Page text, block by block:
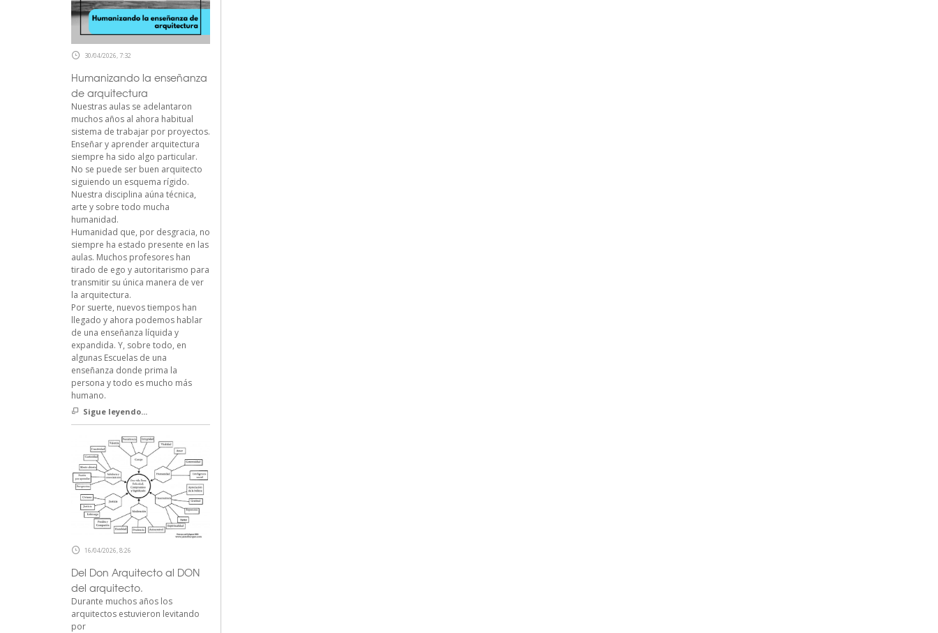
30/04/2026, 7:32
Humanizando la enseñanza
de arquitectura
Nuestras aulas se adelantaron
muchos años al ahora habitual
sistema de trabajar por proyectos.
Enseñar y aprender arquitectura
siempre ha sido algo particular.
No se puede ser buen arquitecto
siguiendo un esquema rígido.
Nuestra disciplina aúna técnica,
arte y sobre todo mucha
humanidad.
Humanidad que, por desgracia, no
siempre ha estado presente en las
aulas. Muchos profesores han
tirado de ego y autoritarismo para
transmitir su única manera de ver
la arquitectura.
Por suerte, nuevos tiempos han
llegado y ahora podemos hablar
de una enseñanza líquida y
expandida. Y, sobre todo, en
algunas Escuelas de una
enseñanza donde prima la
persona y todo es mucho más
humano.
Sigue leyendo...
16/04/2026, 8:26
Del Don Arquitecto al DON
del arquitecto.
Durante muchos años los
arquitectos estuvieron levitando
por